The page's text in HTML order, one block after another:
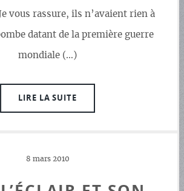
vous rassure, ils n’avaient rien à
datant de la première guerre
mondiale (…)
LIRE LA SUITE
8 mars 2010